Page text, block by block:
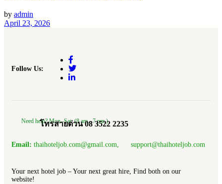
by admin
April 23, 2026
Follow Us:
Need help? Mon.-Sat. (8 am.- 7 pm.)
โทรสายด่วน 08 3522 2235
Email: thaihoteljob.com@gmail.com, support@thaihoteljob.com
Your next hotel job – Your next great hire, Find both on our
website!